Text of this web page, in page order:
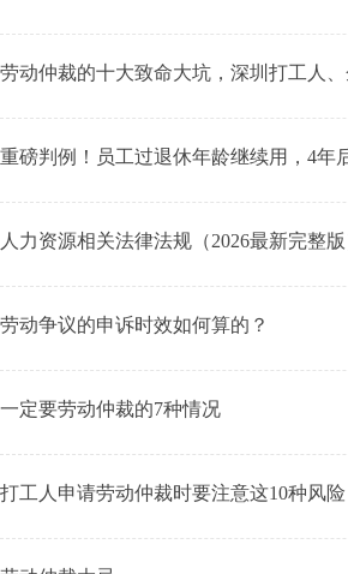
劳动仲裁的十大致命大坑，深圳打工人
重磅判例！员工过退休年龄继续用，4年
人力资源相关法律法规（2026最新完整版
劳动争议的申诉时效如何算的？
一定要劳动仲裁的7种情况
打工人申请劳动仲裁时要注意这10种风险